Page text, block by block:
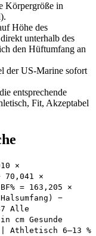
Körpergröße in
Höhe des
unterhalb des
den Hüftumfang an
der US-Marine sofort
entsprechende
Fit, Akzeptabel
×
70,041 ×
= 163,205 ×
−
Alle
cm Gesunde
Athletisch 6–13 %